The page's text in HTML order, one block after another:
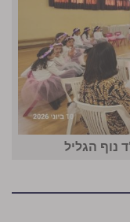
נוף הגליל